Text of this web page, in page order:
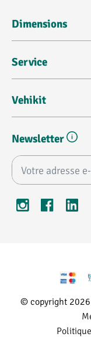
Dimensions
Service
Vehikit
Newsletter
Adresse e-mail*
© copyright